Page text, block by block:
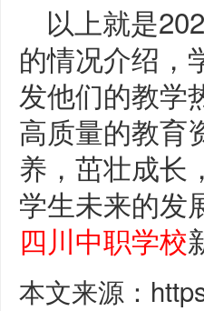
以上就是
的情况介绍，
发他们的教学
高质量的教育
养，茁壮成长
学生未来的发
四川中职学校
本文来源：